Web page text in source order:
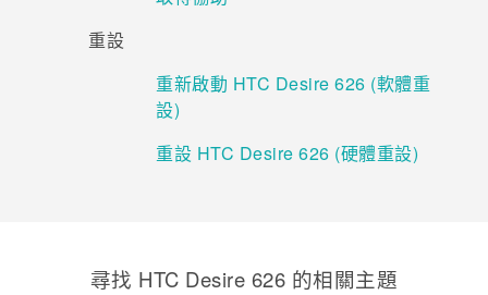
重設
重新啟動 HTC Desire 626 (軟體重
設)
重設 HTC Desire 626 (硬體重設)
尋找 HTC Desire 626 的相關主題